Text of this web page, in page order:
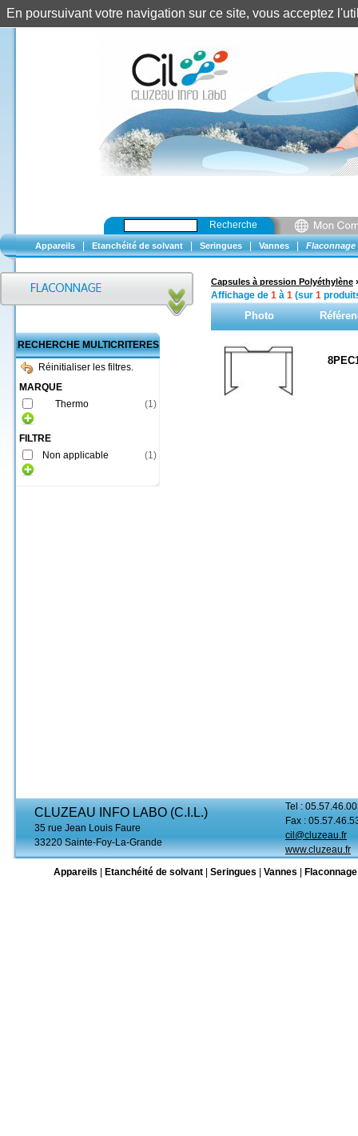
Recherche
Appareils Etanchéité de solvant Seringues Vannes Flaconnage
RECHERCHE MULTICRITERES
Réinitialiser les filtres.
MARQUE
Thermo
(1)
FILTRE
Non applicable
(1)
Capsules à pression Polyéthylène
Affichage de 1 à 1 (sur 1
Photo
CLUZEAU INFO LABO (C.I.L.)
35 rue Jean Louis Faure
33220 Sainte-Foy-La-Grande
Tel :
Fax :
cil@cluzeau.fr
www.cluzeau.fr
Appareils
Etanchéité de solvant Seringues Vannes Flaconnage
En poursuivant votre navigation sur ce site, vous acceptez